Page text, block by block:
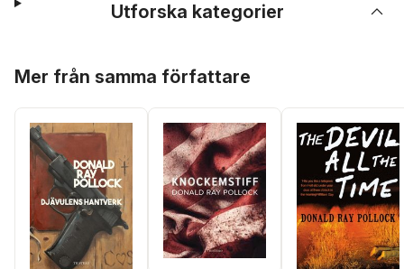
Utforska kategorier
Mer från samma författare